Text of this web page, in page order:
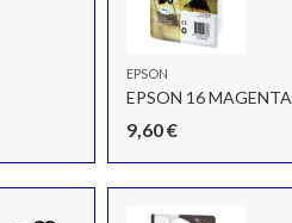
EPSON
EPSON 16 MAGENTA
9,60€